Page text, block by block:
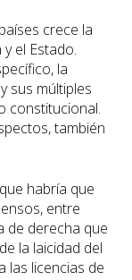
crece la
el Estado.
la
sus múltiples
constitucional.
también
habría que
entre
de derecha que
la laicidad del
las licencias de